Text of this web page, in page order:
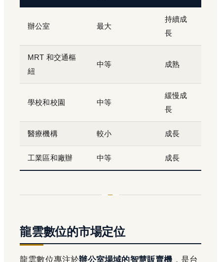
辦公室 最大
持續成
長
MRT 和交通樞
紐
中等 成熟
學校和校園 中等
緩慢成
長
醫療機構 較小 成長
工業區和廠辦 中等 成長
龍雲數位的市場定位
龍雲數位專注於辦公室場域的智慧販賣機 ，是台